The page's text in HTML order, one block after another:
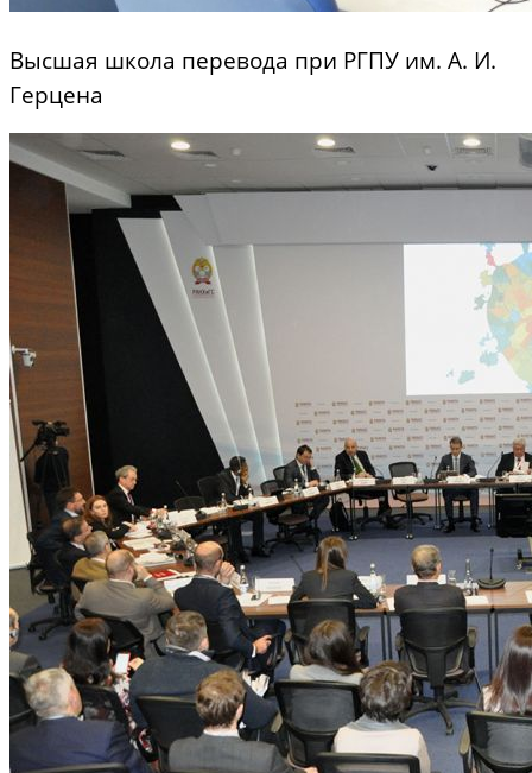
Высшая школа перевода при РГПУ им. А. И.
Герцена